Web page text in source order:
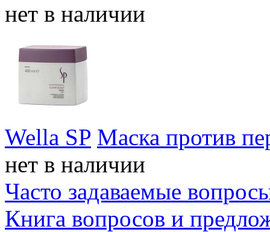
нет в наличии
Wella SP Маска против
нет в наличии
Часто задаваемые
Книга вопросов и